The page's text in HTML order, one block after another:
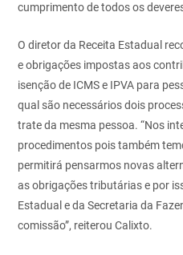
cumprimento de todos os
O diretor da Receita Estadual
e obrigações impostas aos
isenção de ICMS e IPVA para
qual são necessários dois
trate da mesma pessoa. “Nos
procedimentos pois também
permitirá pensarmos novas
as obrigações tributárias e por
Estadual e da Secretaria da
comissão”, reiterou Calixto.